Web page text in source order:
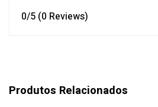
0/5 (0 Reviews)
Produtos Relacionados